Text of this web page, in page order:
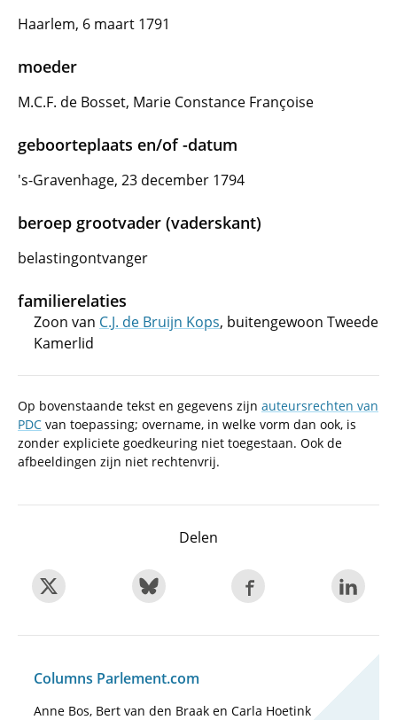
Haarlem, 6 maart 1791
moeder
M.C.F. de Bosset, Marie Constance Françoise
geboorteplaats en/of -datum
's-Gravenhage, 23 december 1794
beroep grootvader (vaderskant)
belastingontvanger
familierelaties
Zoon van C.J. de Bruijn Kops, buitengewoon Tweede
Kamerlid
Op bovenstaande tekst en gegevens zijn auteursrechten van
PDC van toepassing; overname, in welke vorm dan ook, is
zonder expliciete goedkeuring niet toegestaan. Ook de
afbeeldingen zijn niet rechtenvrij.
Delen
Columns Parlement.com
Anne Bos, Bert van den Braak en Carla Hoetink